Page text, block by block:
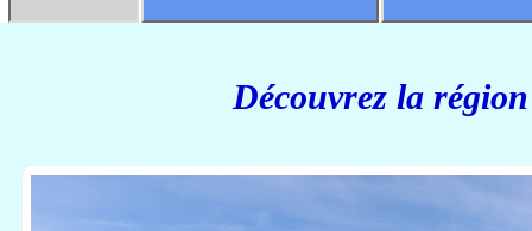
Découvrez la